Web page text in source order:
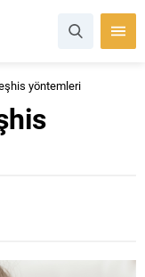
yöntemleri